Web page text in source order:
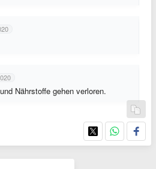
Nährstoffe gehen verloren.